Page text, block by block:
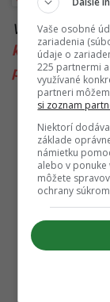
Viac k téme:
kiahne,opičie
príznaky
Vaše osobné
zariadenia
údaje o
225 partnermi
využívané
partneri
si zoznam
Niektorí
základe
námietku
alebo v
môžete
ochrany